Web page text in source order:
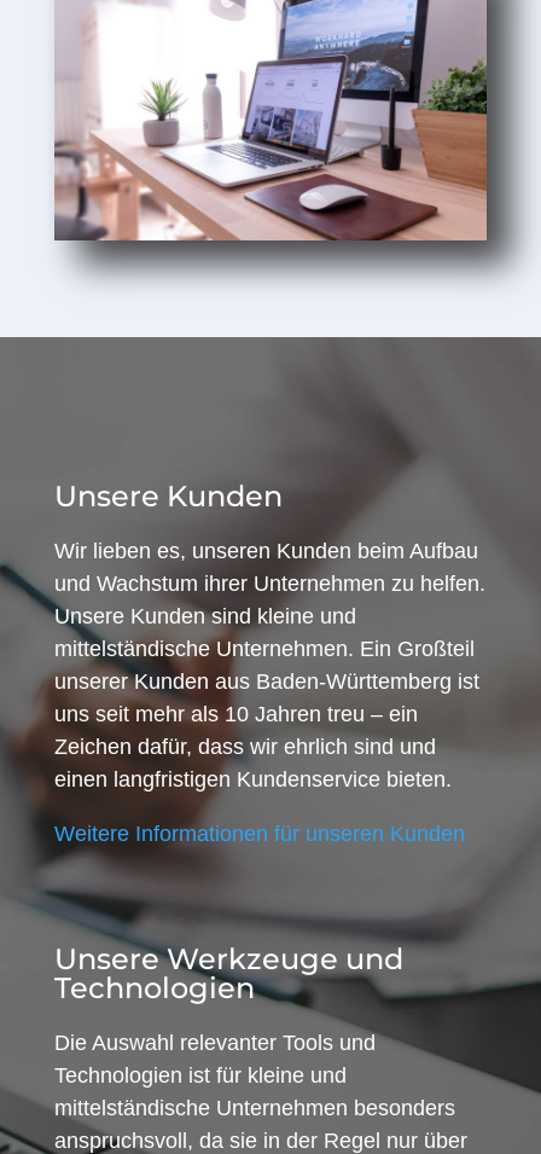
Unsere Kunden
Wir lieben es, unseren Kunden beim Aufbau
und Wachstum ihrer Unternehmen zu helfen.
Unsere Kunden sind kleine und
mittelständische Unternehmen. Ein Großteil
unserer Kunden aus Baden-Württemberg ist
uns seit mehr als 10 Jahren treu – ein
Zeichen dafür, dass wir ehrlich sind und
einen langfristigen Kundenservice bieten.
Weitere Informationen für unseren Kunden
Unsere Werkzeuge und
Technologien
Die Auswahl relevanter Tools und
Technologien ist für kleine und
mittelständische Unternehmen besonders
anspruchsvoll, da sie in der Regel nur über